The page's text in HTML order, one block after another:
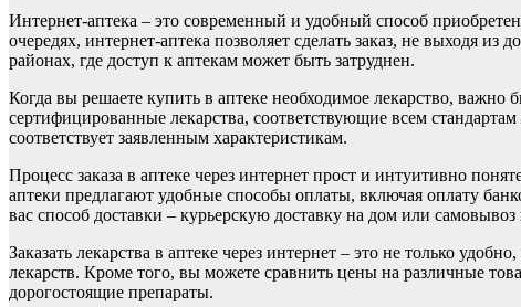
Интернет-аптека – это современный и удобный способ
очередях, интернет-аптека позволяет сделать заказ, не выходя
районах, где доступ к аптекам может быть затруднен.
Когда вы решаете купить в аптеке необходимое лекарство, важно
сертифицированные лекарства, соответствующие всем
соответствует заявленным характеристикам.
Процесс заказа в аптеке через интернет прост и интуитивно
аптеки предлагают удобные способы оплаты, включая оплату
вас способ доставки – курьерскую доставку на дом или
Заказать лекарства в аптеке через интернет – это не только
лекарств. Кроме того, вы можете сравнить цены на различные
дорогостоящие препараты.